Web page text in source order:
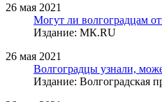
26 мая 2021
Могут ли волгоградцам
Издание: МК.RU
26 мая 2021
Волгоградцы узнали,
Издание: Волгоградская